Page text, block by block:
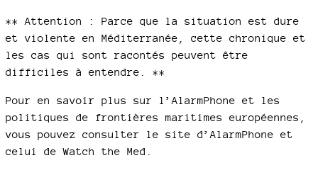
** Attention : Parce que la situation est dure
et violente en Méditerranée, cette chronique et
les cas qui sont racontés peuvent être
difficiles à entendre. **
Pour en savoir plus sur l’AlarmPhone et les
politiques de frontières maritimes européennes,
vous pouvez consulter le site d’AlarmPhone et
celui de Watch the Med.